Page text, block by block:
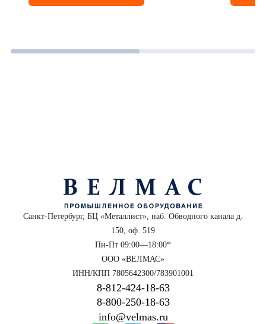
Санкт-Петербург, БЦ «Металлист», наб. Обводного канала д.
150, оф. 519
Пн-Пт 09:00—18:00*
ООО «ВЕЛМАС»
ИНН/КПП 7805642300/783901001
8‑812‑424‑18‑63
8‑800‑250‑18‑63
info@velmas.ru